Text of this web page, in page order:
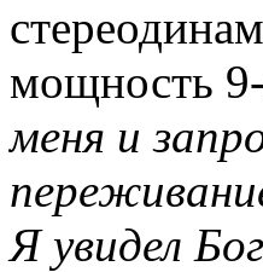
мощность
меня и
Я увидел